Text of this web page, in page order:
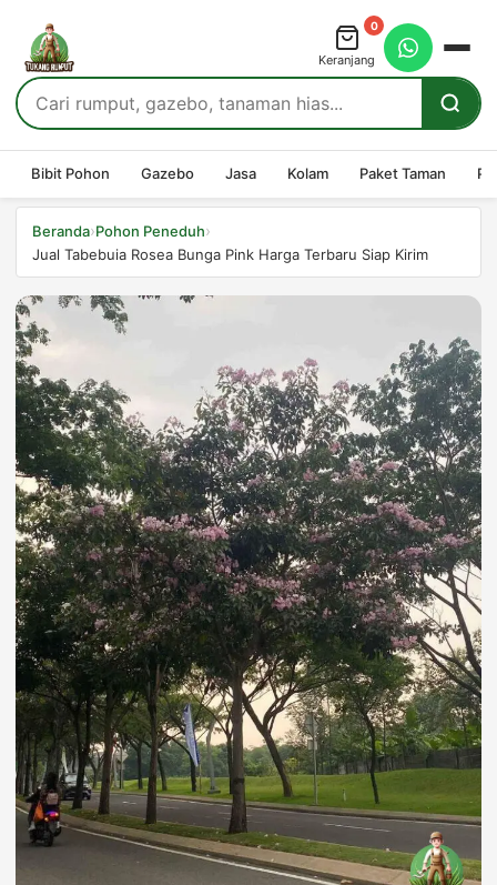
0
Keranjang
Bibit Pohon Gazebo Jasa Kolam Paket Taman
Beranda›Pohon Peneduh›
Jual Tabebuia Rosea Bunga Pink Harga Terbaru Siap Kirim